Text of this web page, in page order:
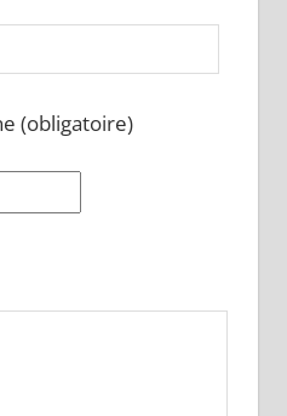
(obligatoire)